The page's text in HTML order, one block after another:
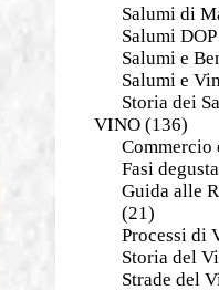
Salumi di
Salumi DOP
Salumi e
Salumi e
Storia dei
VINO(136)
Commercio
Fasi
Guida alle
(21)
Processi di
Storia del
Strade del